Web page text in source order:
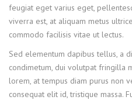
feugiat eget varius eget,
viverra est, at aliquam metus
commodo facilisis vitae ut lectus.
Sed elementum dapibus tellus, a
condimetum, dui volutpat fringilla
lorem, at tempus diam purus non
consequat elit id, tristique massa.